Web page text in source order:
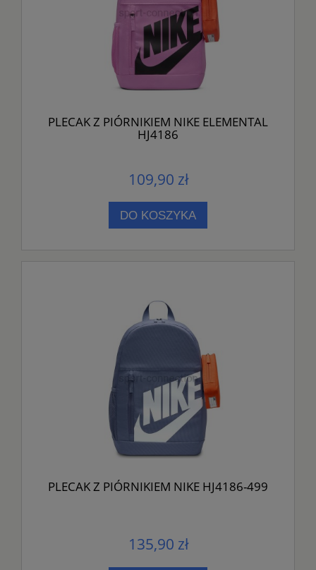
PLECAK Z PIÓRNIKIEM NIKE ELEMENTAL
HJ4186
109,90 zł
DO KOSZYKA
PLECAK Z PIÓRNIKIEM NIKE HJ4186-499
135,90 zł